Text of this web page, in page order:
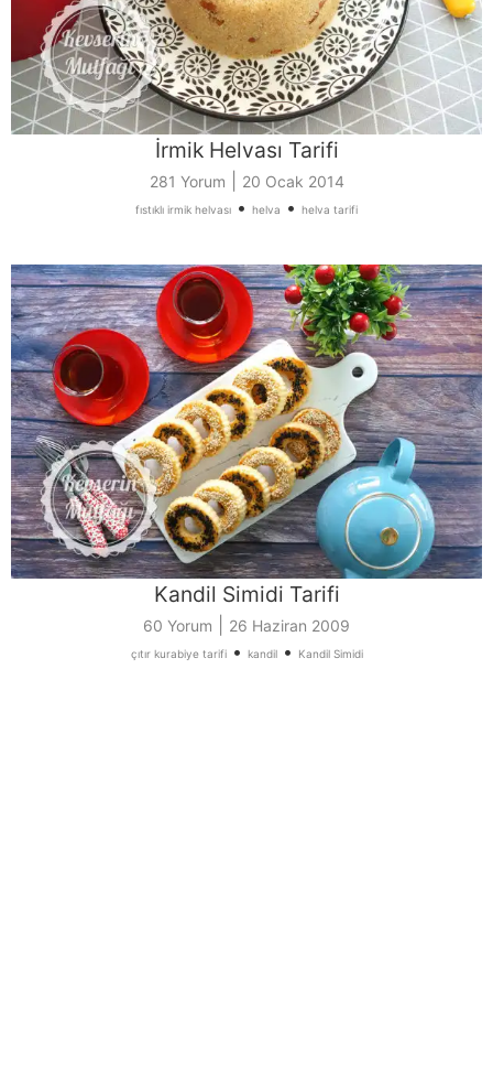
İrmik Helvası Tarifi
281 Yorum 20 Ocak 2014
fıstıklı irmik helvası • helva • helva tarifi
Kandil Simidi Tarifi
60 Yorum 26 Haziran 2009
çıtır kurabiye tarifi• kandil• Kandil Simidi